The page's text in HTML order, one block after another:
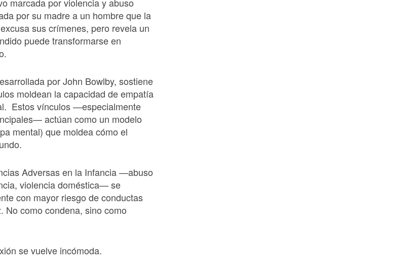
por su madre a un hombre que la
sus crímenes, pero revela un
puede transformarse en
por John Bowlby, sostiene
moldean la capacidad de empatía
Estos vínculos —especialmente
actúan como un modelo
mental) que moldea cómo el
Adversas en la Infancia —abuso
violencia doméstica— se
con mayor riesgo de conductas
No como condena, sino como
se vuelve incómoda.